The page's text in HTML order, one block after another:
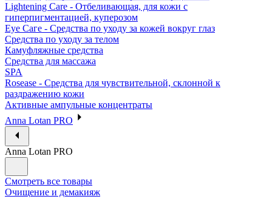
Lightening Care - Отбеливающая, для кожи с
гиперпигментацией, куперозом
Eye Саге - Средства по уходу за кожей вокруг глаз
Средства по уходу за телом
Камуфляжные средства
Средства для массажа
SPA
Rosease - Средства для чувствительной, склонной к
раздражению кожи
Активные ампульные концентраты
Anna Lotan PRO
Anna Lotan PRO
Смотреть все товары
Очищение и демакияж